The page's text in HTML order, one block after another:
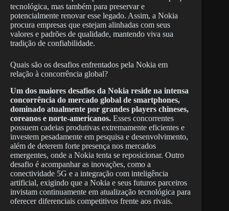
tecnológica, mas também para preservar e
potencialmente renovar esse legado. Assim, a Nokia
procura empresas que estejam alinhadas com seus
valores e padrões de qualidade, mantendo viva sua
tradição de confiabilidade.
Quais são os desafios enfrentados pela Nokia em
relação à concorrência global?
Um dos maiores desafios da Nokia reside na intensa
concorrência do mercado global de smartphones,
dominado atualmente por grandes players chineses,
coreanos e norte-americanos. Esses concorrentes
possuem cadeias produtivas extremamente eficientes e
investem pesadamente em pesquisa e desenvolvimento,
além de deterem forte presença nos mercados
emergentes, onde a Nokia tenta se reposicionar. Outro
desafio é acompanhar as inovações, como a
conectividade 5G e a integração com inteligência
artificial, exigindo que a Nokia e seus futuros parceiros
invistam continuamente em atualização tecnológica para
oferecer diferenciais competitivos frente aos rivais.